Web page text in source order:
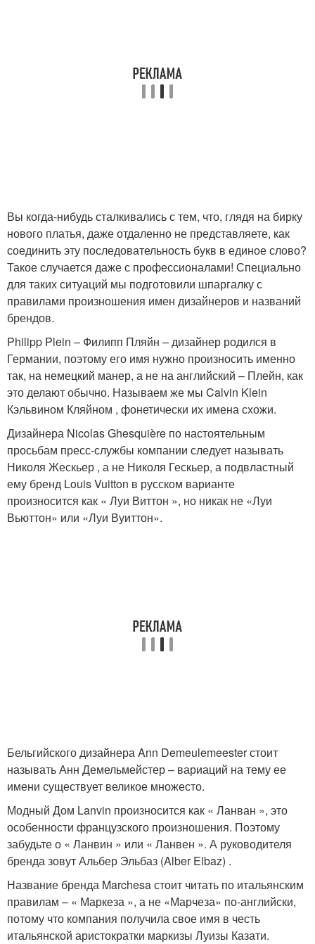
Вы когда-нибудь сталкивались с тем, что, глядя на бирку
нового платья, даже отдаленно не представляете, как
соединить эту последовательность букв в единое слово?
Такое случается даже с профессионалами! Специально
для таких ситуаций мы подготовили шпаргалку с
правилами произношения имен дизайнеров и названий
брендов.
Philipp Plein – Филипп Пляйн – дизайнер родился в
Германии, поэтому его имя нужно произносить именно
так, на немецкий манер, а не на английский – Плейн, как
это делают обычно. Называем же мы Calvin Klein
Кэльвином Кляйном , фонетически их имена схожи.
Дизайнера Nicolas Ghesquière по настоятельным
просьбам пресс-службы компании следует называть
Николя Жескьер , а не Николя Гескьер, а подвластный
ему бренд Louis Vuitton в русском варианте
произносится как « Луи Виттон », но никак не «Луи
Вьюттон» или «Луи Вуиттон».
Бельгийского дизайнера Ann Demeulemeester стоит
называть Анн Демельмейстер – вариаций на тему ее
имени существует великое множесто.
Модный Дом Lanvin произносится как « Ланван », это
особенности французского произношения. Поэтому
забудьте о « Ланвин » или « Ланвен ». А руководителя
бренда зовут Альбер Эльбаз (Alber Elbaz) .
Название бренда Marchesa стоит читать по итальянским
правилам – « Маркеза », а не «Марчеза» по-английски,
потому что компания получила свое имя в честь
итальянской аристократки маркизы Луизы Казати.